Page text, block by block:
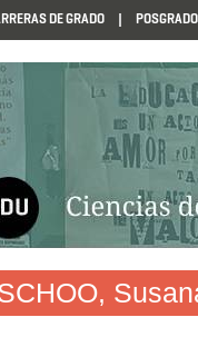
DE GRADO POSGRADO